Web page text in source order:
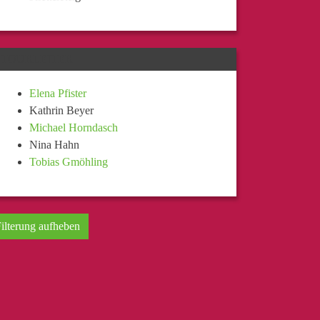
Elena Pfister
Kathrin Beyer
Michael Horndasch
Nina Hahn
Tobias Gmöhling
aufheben